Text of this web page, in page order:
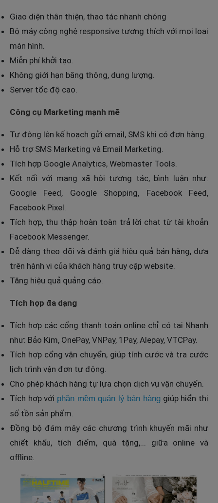
Giao diện thân thiện, thao tác nhanh chóng
Bộ máy công nghệ responsive tương thích với mọi loại
màn hình.
Miễn phí khởi tạo.
Không giới hạn băng thông, dung lượng.
Server tốc độ cao.
Công cụ Marketing mạnh mẽ
Tự động lên kế hoạch gửi email, SMS khi có đơn hàng.
Hỗ trợ SMS Marketing và Email Marketing.
Tích hợp Google Analytics, Webmaster Tools.
Kết nối với mạng xã hội tương tác, bình luận như:
Google Feed, Google Shopping, Facebook Feed,
Facebook Pixel.
Tích hợp, thu thập hoàn toàn trả lời chat từ tài khoản
Facebook Messenger.
Dễ dàng theo dõi và đánh giá hiệu quả bán hàng, dựa
trên hành vi của khách hàng truy cập website.
Tăng hiệu quả quảng cáo.
Tích hợp đa dạng
Tích hợp các cổng thanh toán online chỉ có tại Nhanh
như: Bảo Kim, OnePay, VNPay, 1Pay, Alepay, VTCPay.
Tích hợp cổng vận chuyển, giúp tính cước và tra cước
lịch trình vận đơn tự động.
Cho phép khách hàng tự lựa chọn dịch vụ vận chuyển.
Tích hợp với phần mềm quản lý bán hàng giúp hiển thị
số tồn sản phẩm.
Đồng bộ đám mây các chương trình khuyến mãi như
chiết khấu, tích điểm, quà tặng,... giữa online và
offline.